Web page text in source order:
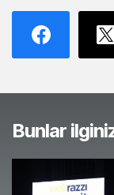
Bunlar